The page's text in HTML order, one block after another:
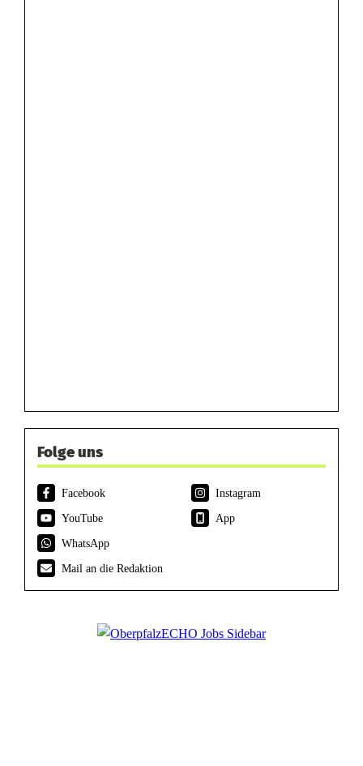
Folge uns
Facebook
Instagram
YouTube
App
WhatsApp
Mail an die Redaktion